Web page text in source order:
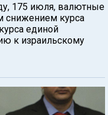
175 июля, валютные
снижением курса
единой
к израильскому